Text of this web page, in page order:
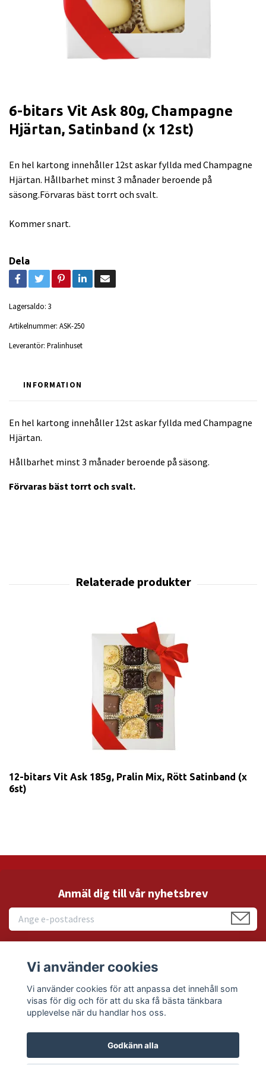
6-bitars Vit Ask 80g, Champagne
Hjärtan, Satinband (x 12st)
En hel kartong innehåller 12st askar fyllda med Champagne
Hjärtan. Hållbarhet minst 3 månader beroende på
säsong.Förvaras bäst torrt och svalt.
Kommer snart.
Dela
Lagersaldo: 3
Artikelnummer: ASK-250
Leverantör: Pralinhuset
INFORMATION
En hel kartong innehåller 12st askar fyllda med Champagne
Hjärtan.
Hållbarhet minst 3 månader beroende på säsong.
Förvaras bäst torrt och svalt.
12-bitars Vit Ask 185g, Pralin Mix, Rött Satinband (x
6st)
Anmäl dig till vår nyhetsbrev
Sociala medier
Vi använder cookies
Vi använder cookies för att anpassa det innehåll som
visas för dig och för att du ska få bästa tänkbara
upplevelse när du handlar hos oss.
Godkänn alla